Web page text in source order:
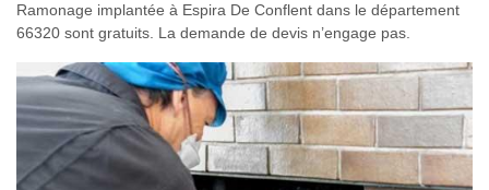
Ramonage implantée à Espira De Conflent dans le département
66320 sont gratuits. La demande de devis n’engage pas.